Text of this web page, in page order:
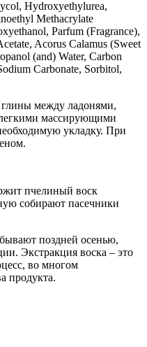
Hydroxyethylurea,
Methacrylate
Parfum (Fragrance),
Acorus Calamus (Sweet
(and) Water, Carbon
Carbonate, Sorbitol,
глины между ладонями,
массирующими
укладку. При
пчелиный воск
собирают пасечники
поздней осенью,
Экстракция воска – это
во многом
продукта.